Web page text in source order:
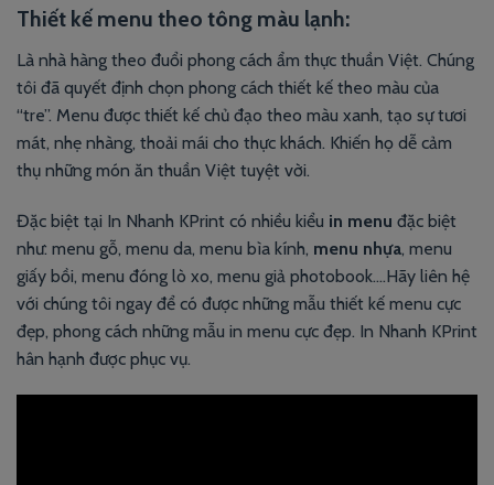
Thiết kế menu theo tông màu lạnh:
Là nhà hàng theo đuổi phong cách ẩm thực thuần Việt. Chúng
tôi đã quyết định chọn phong cách thiết kế theo màu của
“tre”. Menu được thiết kế chủ đạo theo màu xanh, tạo sự tươi
mát, nhẹ nhàng, thoải mái cho thực khách. Khiến họ dễ cảm
thụ những món ăn thuần Việt tuyệt vời.
Đặc biệt tại In Nhanh KPrint có nhiều kiểu in menu đặc biệt
như: menu gỗ, menu da, menu bìa kính, menu nhựa, menu
giấy bồi, menu đóng lò xo, menu giả photobook….Hãy liên hệ
với chúng tôi ngay để có được những mẫu thiết kế menu cực
đẹp, phong cách những mẫu in menu cực đẹp. In Nhanh KPrint
hân hạnh được phục vụ.